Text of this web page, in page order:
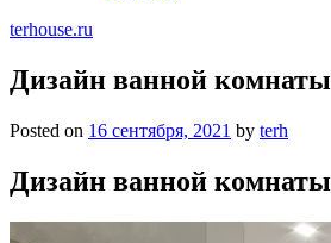
terhouse.ru
Дизайн ванной комнаты
Posted on 16 сентября, 2021 by terh
Дизайн ванной комнаты